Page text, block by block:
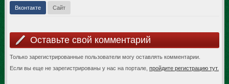
Вконтакте Сайт
Оставьте свой комментарий
Только зарегистрированные пользователи могу оставлять комментарии.
Если вы еще не зарегистрированы у нас на портале, пройдите регистрацию тут.